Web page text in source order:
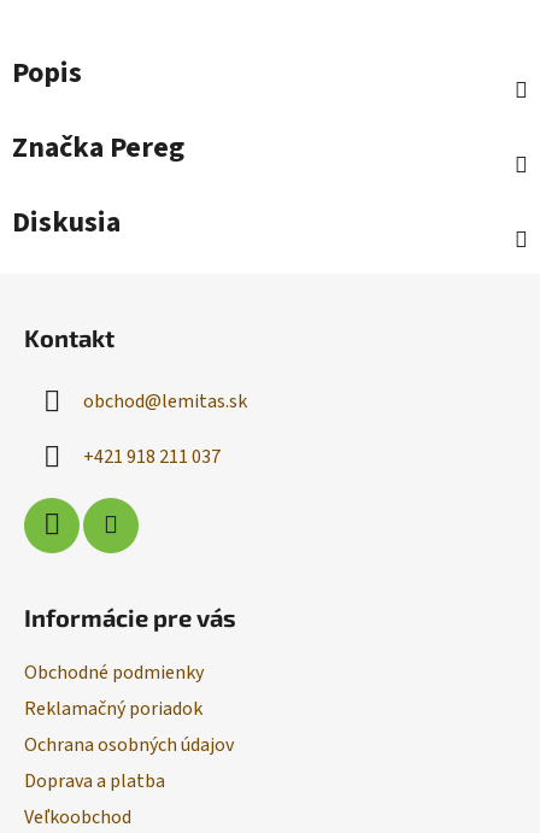
Popis
Značka Pereg
Diskusia
Kontakt
obchod@lemitas.sk
+421 918 211 037
Informácie pre vás
Obchodné podmienky
Reklamačný poriadok
Ochrana osobných údajov
Doprava a platba
Veľkoobchod